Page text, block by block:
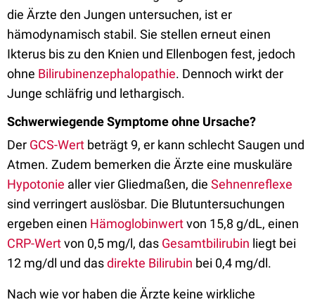
die Ärzte den Jungen untersuchen, ist er
hämodynamisch stabil. Sie stellen erneut einen
Ikterus bis zu den Knien und Ellenbogen fest, jedoch
ohne Bilirubinenzephalopathie. Dennoch wirkt der
Junge schläfrig und lethargisch.
Schwerwiegende Symptome ohne Ursache?
Der GCS-Wert beträgt 9, er kann schlecht Saugen und
Atmen. Zudem bemerken die Ärzte eine muskuläre
Hypotonie aller vier Gliedmaßen, die Sehnenreflexe
sind verringert auslösbar. Die Blutuntersuchungen
ergeben einen Hämoglobinwertvon 15,8 g/dL, einen
CRP-Wertvon 0,5 mg/l, das Gesamtbilirubin liegt bei
12 mg/dl und dasdirekte Bilirubin bei 0,4 mg/dl.
Nach wie vor haben die Ärzte keine wirkliche